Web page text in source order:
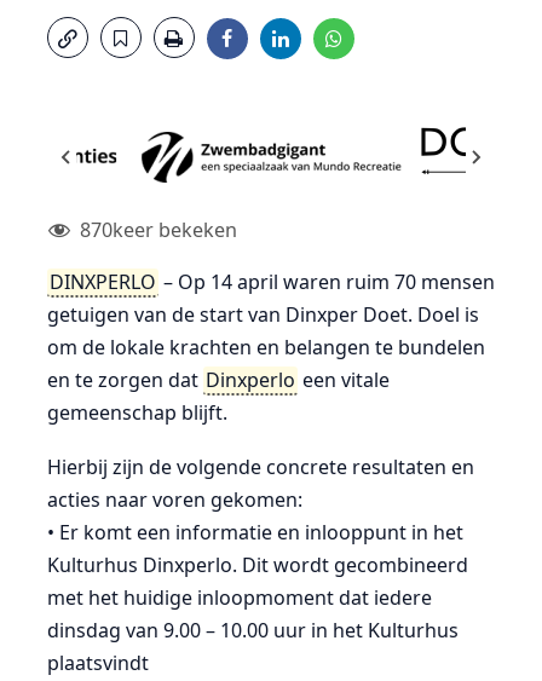
870keer bekeken
DINXPERLO – Op 14 april waren ruim 70 mensen
getuigen van de start van Dinxper Doet. Doel is
om de lokale krachten en belangen te bundelen
en te zorgen dat Dinxperlo een vitale
gemeenschap blijft.
Hierbij zijn de volgende concrete resultaten en
acties naar voren gekomen:
• Er komt een informatie en inlooppunt in het
Kulturhus Dinxperlo. Dit wordt gecombineerd
met het huidige inloopmoment dat iedere
dinsdag van 9.00 – 10.00 uur in het Kulturhus
plaatsvindt